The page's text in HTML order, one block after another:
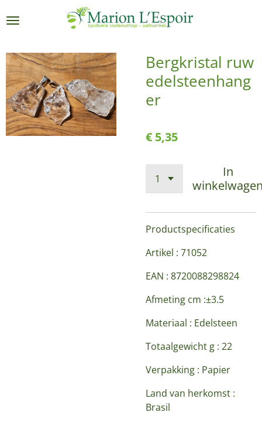
direct
de
hoofdinhoud
Bergkristal ruw
edelsteenhang
er
€ 5,35
In
Productspecificaties
Artikel : 71052
EAN : 8720088298824
Afmeting cm :±3.5
Materiaal : Edelsteen
Totaalgewicht g : 22
Verpakking : Papier
Land van herkomst :
Brasil